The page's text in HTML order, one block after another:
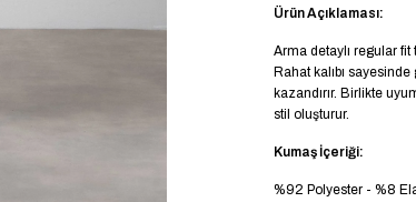
Ürün Açıklaması:
Arma detaylı regular
Rahat kalıbı
kazandırır. Birlikte
stil oluşturur.
Kumaş İçeriği:
%92 Polyester - %8